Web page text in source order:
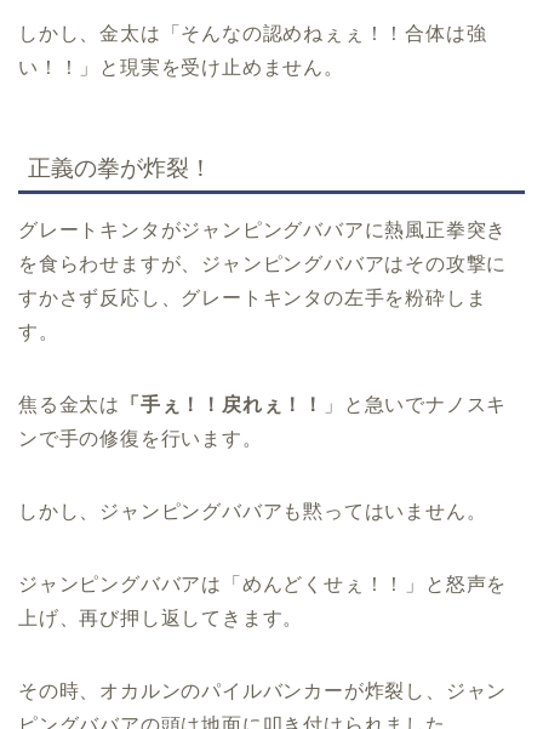
しかし、金太は「そんなの認めねぇぇ！！合体は強
い！！」と現実を受け止めません。
正義の拳が炸裂！
グレートキンタがジャンピングババアに熱風正拳突き
を食らわせますが、ジャンピングババアはその攻撃に
すかさず反応し、グレートキンタの左手を粉砕しま
す。
焦る金太は 「手ぇ！！戻れぇ！！
」と急いでナノスキ
ンで手の修復を行います。
しかし、ジャンピングババアも黙ってはいません。
ジャンピングババアは「めんどくせぇ！！」と怒声を
上げ、再び押し返してきます。
その時、オカルンのパイルバンカーが炸裂し、ジャン
ピングババアの頭は地面に叩き付けられました。